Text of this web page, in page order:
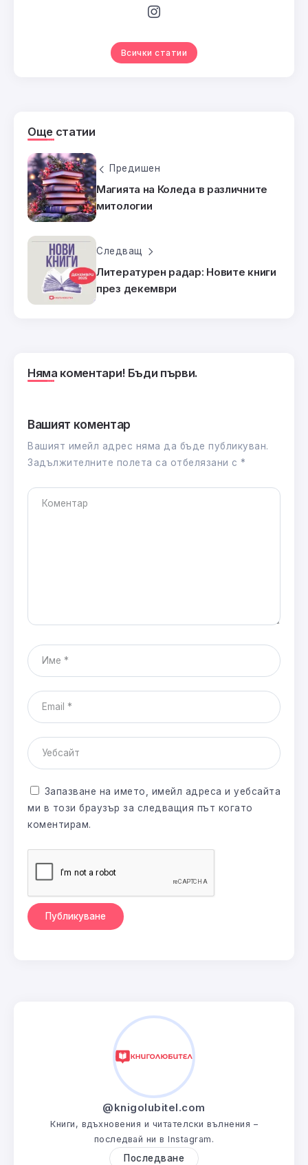
Всички статии
Още статии
Предишен
Магията на Коледа в различните
митологии
Следващ
Литературен радар: Новите книги
през декември
Няма коментари! Бъди първи.
Вашият коментар
Вашият имейл адрес няма да бъде публикуван.
Задължителните полета са отбелязани с *
Запазване на името, имейл адреса и уебсайта
ми в този браузър за следващия път когато
коментирам.
@knigolubitel.com
Книги, вдъхновения и читателски вълнения –
последвай ни в Instagram.
Последване